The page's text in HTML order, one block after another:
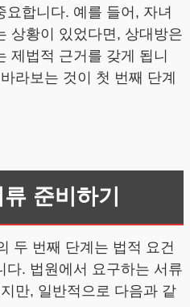
합니다. 예를 들어, 자녀
상황이 있었다면, 상대방은
제법적 근거를 갖게 됩니
라보는 것이 첫 번째 단계
준비하기
두 번째 단계는 법적 요건
다. 법원에서 요구하는 서류
만, 일반적으로 다음과 같